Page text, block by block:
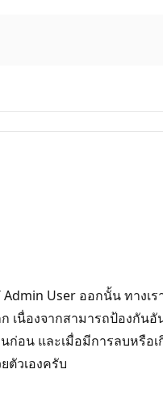
User ออกนั้น ทางเ
นื่องจากสามารถป้องกันอั
อน และเมื่อมีการลบหรือ
วเองครับ